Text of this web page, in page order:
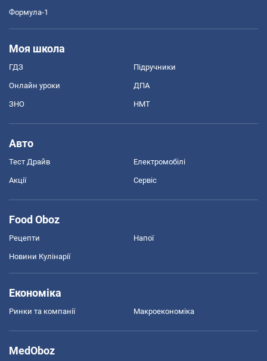
Формула-1
Моя школа
ГДЗ Підручники
Онлайн уроки ДПА
ЗНО НМТ
Авто
Тест Драйв Електромобілі
Акції Сервіс
Food Oboz
Рецепти Напої
Новини Кулінарії
Економіка
Ринки та компанії Макроекономіка
MedOboz